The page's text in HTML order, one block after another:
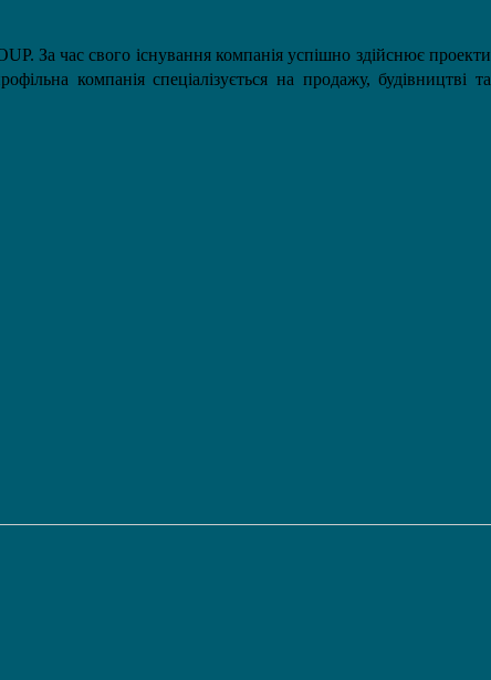
За час свого існування компанія успішно здійснює проекти
компанія спеціалізується на продажу, будівництві та